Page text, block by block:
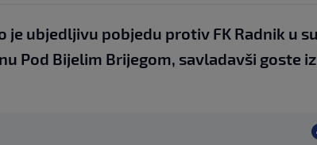
je ubjedljivu pobjedu protiv FK Radnik u
Pod Bijelim Brijegom, savladavši goste